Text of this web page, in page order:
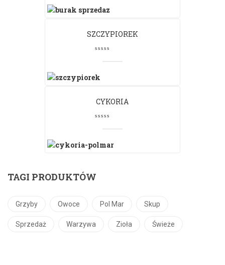
SZCZYPIOREK
CYKORIA
TAGI PRODUKTÓW
Grzyby Owoce Pol Mar Skup
Sprzedaż Warzywa Zioła Świeże